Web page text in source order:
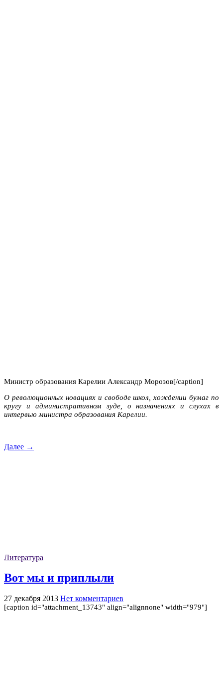
Министр образования Карелии Александр Морозов[/caption]
О революционных новациях и свободе школ, хождении бумаг по
кругу и административном зуде, о назначениях и слухах в
интервью министра образования Карелии.
Далее →
Литература
Вот мы и приплыли
27 декабря 2013 Нет комментариев
[caption id="attachment_13743" align="alignnone" width="979"]